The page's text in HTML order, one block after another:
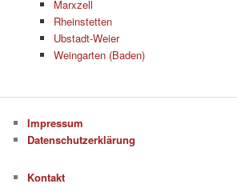
Marxzell
Rheinstetten
Ubstadt-Weier
Weingarten (Baden)
Impressum
Datenschutzerklärung
Kontakt